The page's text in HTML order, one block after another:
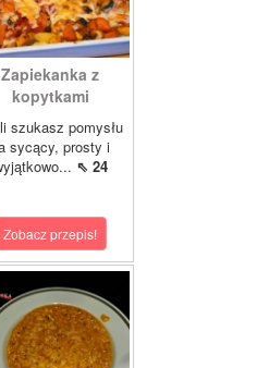
Zapiekanka z
kopytkami
szukasz pomysłu
sycący, prosty i
⇖ 24
Zobacz przepis!